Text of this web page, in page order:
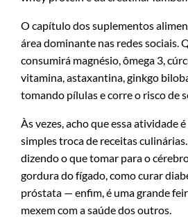
O capítulo dos suplementos
área dominante nas redes sociais.
consumirá magnésio, ômega 3,
vitamina, astaxantina, ginkgo
tomando pílulas e corre o risco de
Às vezes, acho que essa atividade
simples troca de receitas
dizendo o que tomar para o
gordura do fígado, como curar
próstata — enfim, é uma grande
mexem com a saúde dos outros.